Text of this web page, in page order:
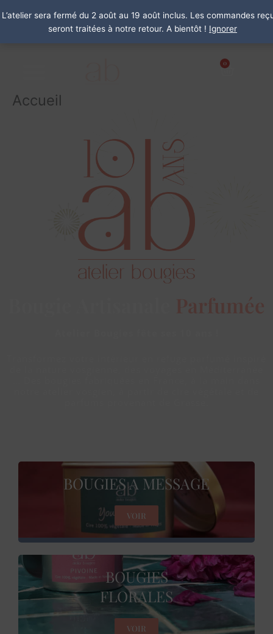
L’atelier sera fermé du 2 août au 19 août inclus. Les commandes
seront traitées à notre retour. A bientôt ! Ignorer
au
0
Panier
Accueil
BOUGIES A MESSAGE
VOIR
BOUGIES
FLORALES
VOIR